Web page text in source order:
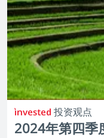
投资观点
2024年第四季